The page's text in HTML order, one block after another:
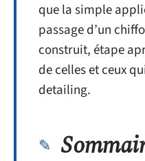
que la simple
passage d’un
construit, étape
de celles et ceux
detailing.